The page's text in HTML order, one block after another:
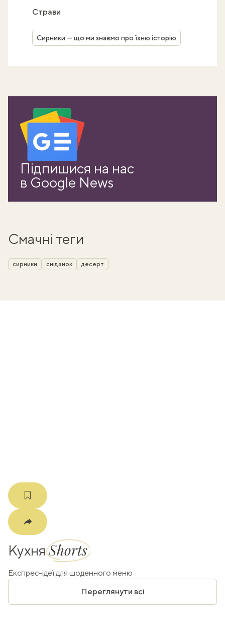
Страви
Сирники — що ми знаємо про їхню історію
Підпишися на нас
в Google News
Смачні теги
сирники сніданок десерт
КухняShorts
Експрес-ідеї для щоденного меню
Переглянути всі